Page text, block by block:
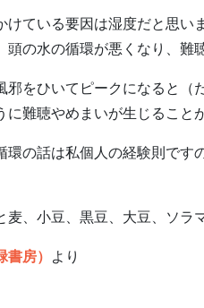
ている要因は湿度だと思い
の水の循環が悪くなり、難
をひいてピークになると（
難聴やめまいが生じること
の話は私個人の経験則です
、小豆、黒豆、大豆、ソラ
房） より